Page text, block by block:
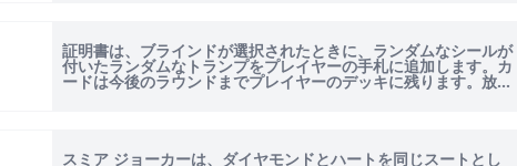
証明書は、ブラインドが選択されたときに、ランダムなシールが
付いたランダムなトランプをプレイヤーの手札に追加します。カ
ードは今後のラウンドまでプレイヤーのデッキに残ります。放棄
されたデッキは、カードの枚...
スミア ジョーカーは、ダイヤモンドとハートを同じスートとし